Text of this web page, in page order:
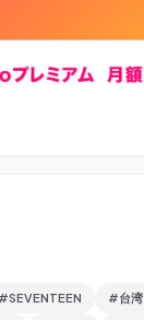
#SEVENTEEN #台湾